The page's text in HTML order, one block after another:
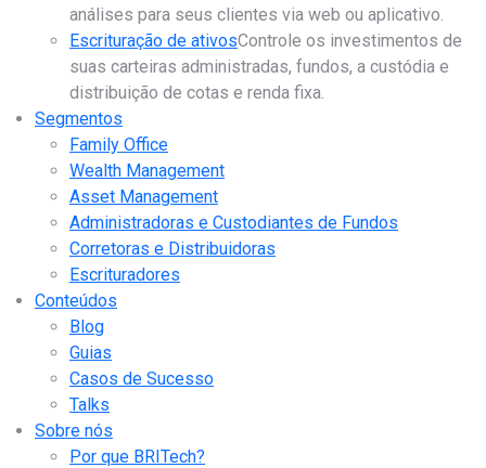
análises para seus clientes via web ou aplicativo.
Escrituração de ativosControle os investimentos de
suas carteiras administradas, fundos, a custódia e
distribuição de cotas e renda fixa.
Segmentos
Family Office
Wealth Management
Asset Management
Administradoras e Custodiantes de Fundos
Corretoras e Distribuidoras
Escrituradores
Conteúdos
Blog
Guias
Casos de Sucesso
Talks
Sobre nós
Por que BRITech?